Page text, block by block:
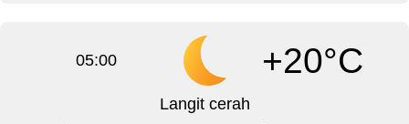
05:00 +20°C
Langit cerah